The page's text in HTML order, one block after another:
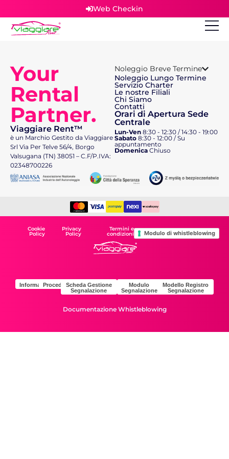
Web Checkin
Your
Rental
Partner.
Viaggiare Rent™
è un Marchio Gestito da Viaggiare
Srl Via Per Telve 56/4, Borgo
Valsugana (TN) 38051 – C.F/P.IVA:
02348700226
Noleggio Breve Termine
Noleggio Lungo Termine
Servizio Charter
Le nostre Filiali
Chi Siamo
Contatti
Orari di Apertura Sede
Centrale
Lun-Ven 8:30 - 12:30 / 14:30 - 19:00
Sabato 8:30 - 12:00 / Su
appuntamento
Domenica Chiuso
Cookie
Policy
Privacy
Policy
Termini e
condizioni Modulo di whistleblowing
Documentazione Whistleblowing
InformativaProceduraScheda Gestione
Segnalazione
Modulo
Segnalazione
Modello Registro
Segnalazione